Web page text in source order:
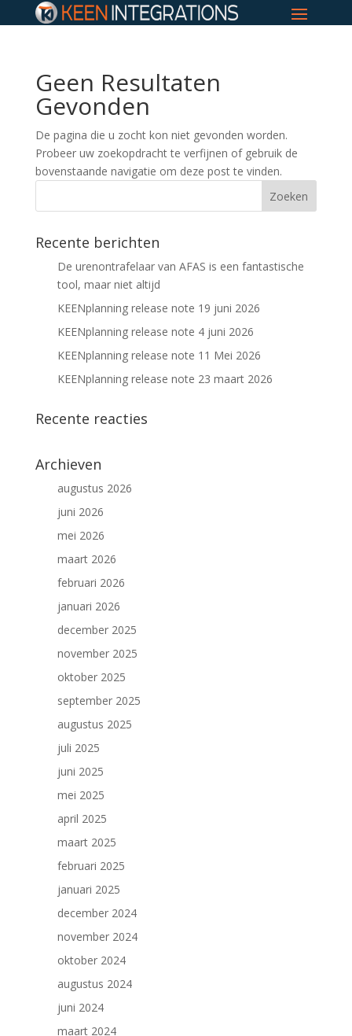
Geen Resultaten
Gevonden
De pagina die u zocht kon niet gevonden worden.
Probeer uw zoekopdracht te verfijnen of gebruik de
bovenstaande navigatie om deze post te vinden.
Recente berichten
De urenontrafelaar van AFAS is een fantastische
tool, maar niet altijd
KEENplanning release note 19 juni 2026
KEENplanning release note 4 juni 2026
KEENplanning release note 11 Mei 2026
KEENplanning release note 23 maart 2026
Recente reacties
Archieven
augustus 2026
juni 2026
mei 2026
maart 2026
februari 2026
januari 2026
december 2025
november 2025
oktober 2025
september 2025
augustus 2025
juli 2025
juni 2025
mei 2025
april 2025
maart 2025
februari 2025
januari 2025
december 2024
november 2024
oktober 2024
augustus 2024
juni 2024
maart 2024